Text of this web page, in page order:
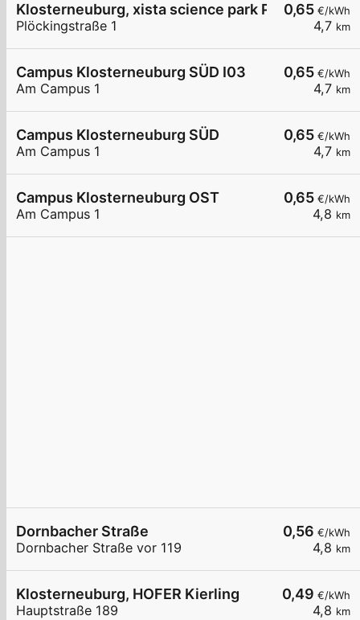
0,65 €/kWh
4,7 km
Klosterneuburg, xista science park Plöckingstr.
Plöckingstraße 1
0,65 €/kWh
4,7 km
Campus Klosterneuburg SÜD I03
Am Campus 1
0,65 €/kWh
4,7 km
Campus Klosterneuburg SÜD
Am Campus 1
0,65 €/kWh
4,8 km
Campus Klosterneuburg OST
Am Campus 1
0,56 €/kWh
4,8 km
Dornbacher Straße
Dornbacher Straße vor 119
0,49 €/kWh
4,8 km
Klosterneuburg, HOFER Kierling
Hauptstraße 189